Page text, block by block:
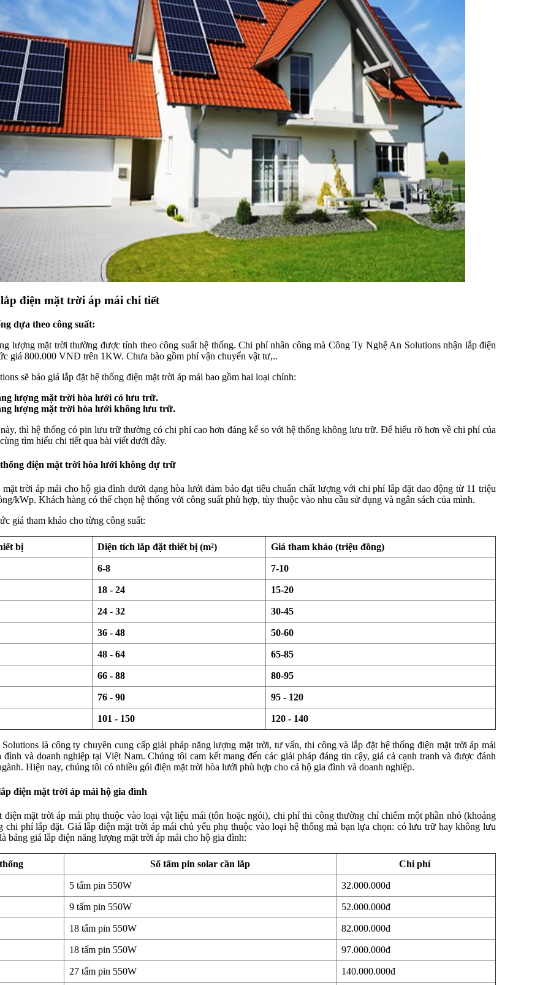
điện mặt trời áp mái chi tiết
dựa theo công suất:
lượng mặt trời thường được tính theo công suất hệ thống. Chi phí nhân công mà Công Ty Nghệ An Solutions nhận lắp điện
giá 800.000 VNĐ trên 1KW. Chưa bào gồm phí vận chuyển vật tư,..
sẽ báo giá lắp đặt hệ thống điện mặt trời áp mái bao gồm hai loại chính:
lượng mặt trời hòa lưới có lưu trữ.
lượng mặt trời hòa lưới không lưu trữ.
thì hệ thống có pin lưu trữ thường có chi phí cao hơn đáng kể so với hệ thống không lưu trữ. Để hiểu rõ hơn về chi phí của
tìm hiểu chi tiết qua bài viết dưới đây.
thống điện mặt trời hòa lưới không dự trữ
trời áp mái cho hộ gia đình dưới dạng hòa lưới đảm bảo đạt tiêu chuẩn chất lượng với chi phí lắp đặt dao động từ 11 triệu
kWp. Khách hàng có thể chọn hệ thống với công suất phù hợp, tùy thuộc vào nhu cầu sử dụng và ngân sách của mình.
giá tham khảo cho từng công suất:
bị Diện tích lắp đặt thiết bị (m²) Giá tham khảo (triệu đồng)
6-8 7-10
18 - 24 15-20
24 - 32 30-45
36 - 48 50-60
48 - 64 65-85
66 - 88 80-95
76 - 90 95 - 120
101 - 150 120 - 140
là công ty chuyên cung cấp giải pháp năng lượng mặt trời, tư vấn, thi công và lắp đặt hệ thống điện mặt trời áp mái
đình và doanh nghiệp tại Việt Nam. Chúng tôi cam kết mang đến các giải pháp đáng tin cậy, giá cả cạnh tranh và được đánh
Hiện nay, chúng tôi có nhiều gói điện mặt trời hòa lưới phù hợp cho cả hộ gia đình và doanh nghiệp.
điện mặt trời áp mái hộ gia đình
điện mặt trời áp mái phụ thuộc vào loại vật liệu mái (tôn hoặc ngói), chi phí thi công thường chỉ chiếm một phần nhỏ (khoảng
chi phí lắp đặt. Giá lắp điện mặt trời áp mái chủ yếu phụ thuộc vào loại hệ thống mà bạn lựa chọn: có lưu trữ hay không lưu
bảng giá lắp điện năng lượng mặt trời áp mái cho hộ gia đình:
Số tấm pin solar cần lắp Chi phí
5 tấm pin 550W 32.000.000đ
9 tấm pin 550W 52.000.000đ
18 tấm pin 550W 82.000.000đ
18 tấm pin 550W 97.000.000đ
27 tấm pin 550W 140.000.000đ